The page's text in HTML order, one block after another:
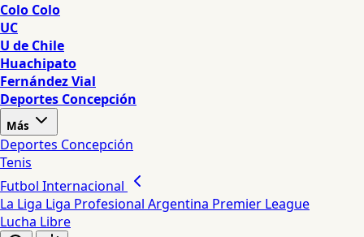
Colo Colo
UC
U de Chile
Huachipato
Fernández Vial
Deportes Concepción
Más
Deportes Concepción
Tenis
Futbol Internacional
La Liga Liga Profesional Argentina Premier League
Lucha Libre